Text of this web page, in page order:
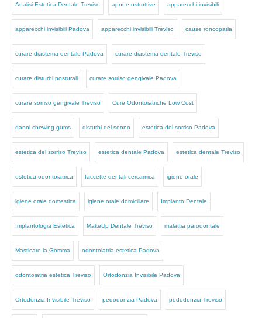
Analisi Estetica Dentale Treviso apnee ostruttive apparecchi invisibili
apparecchi invisibili Padova apparecchi invisibili Treviso cause roncopatia
curare diastema dentale Padova curare diastema dentale Treviso
curare disturbi posturali curare sorriso gengivale Padova
curare sorriso gengivale Treviso Cure Odontoiatriche Low Cost
danni chewing gums disturbi del sonno estetica del sorriso Padova
estetica del sorriso Treviso estetica dentale Padova estetica dentale Treviso
estetica odontoiatrica faccette dentali cercamica igiene orale
igiene orale domestica igiene orale domiciliare Impianto Dentale
Implantologia Estetica MakeUp Dentale Treviso malattia parodontale
Masticare la Gomma odontoiatria estetica Padova
odontoiatria estetica Treviso Ortodonzia Invisibile Padova
Ortodonzia Invisibile Treviso pedodonzia Padova pedodonzia Treviso